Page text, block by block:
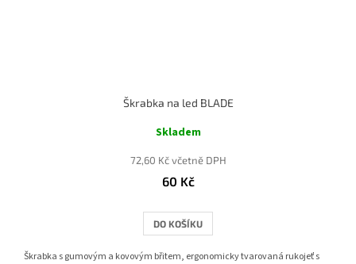
Škrabka na led BLADE
Skladem
72,60 Kč včetně DPH
60 Kč
DO KOŠÍKU
Škrabka s gumovým a kovovým břitem, ergonomicky tvarovaná rukojeť s